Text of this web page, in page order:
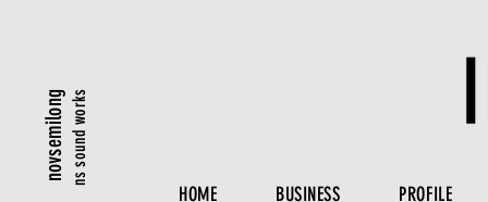
ns sound works
novsemilong
HOME BUSINESS PROFILE